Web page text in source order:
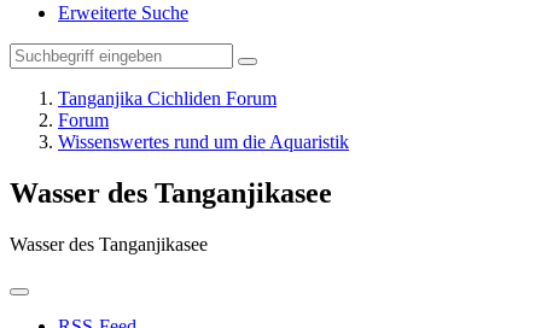
Erweiterte Suche
Tanganjika Cichliden Forum
Forum
Wissenswertes rund um die Aquaristik
Wasser des Tanganjikasee
Wasser des Tanganjikasee